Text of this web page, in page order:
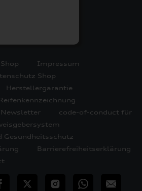
Impressum
Shop
Herstellergarantie
Reifenkennzeichnung
Newsletter
code-of-conduct für
Gesundheitsschutz
Barrierefreiheitserklärung
Twitter InstagramWhatsApp
E-